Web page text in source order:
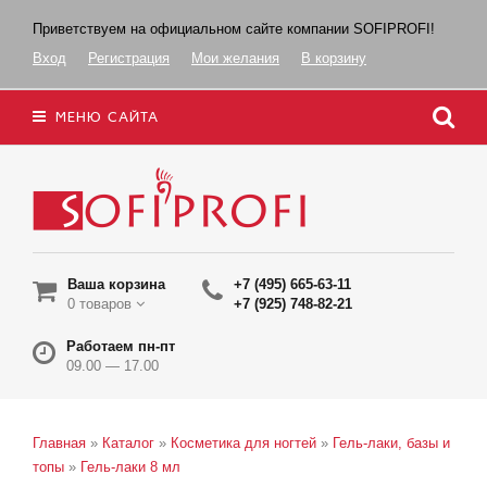
Приветствуем на официальном сайте компании SOFIPROFI!
Вход
Регистрация Мои желания В корзину
МЕНЮ САЙТА
Ваша корзина
0 товаров
+7 (495) 665-63-11
+7 (925) 748-82-21
Работаем пн-пт
09.00 — 17.00
Главная » Каталог » Косметика для ногтей » Гель-лаки, базы и
топы » Гель-лаки 8 мл